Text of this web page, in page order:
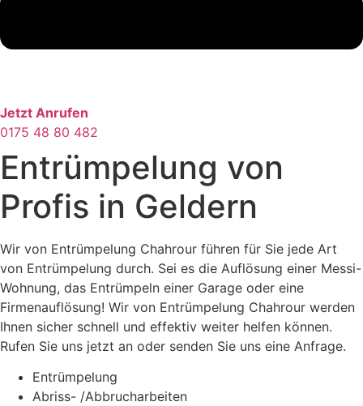
Jetzt Anrufen
0175 48 80 482
Entrümpelung von
Profis in Geldern
Wir von Entrümpelung Chahrour führen für Sie jede Art
von Entrümpelung durch. Sei es die Auflösung einer Messi-
Wohnung, das Entrümpeln einer Garage oder eine
Firmenauflösung! Wir von Entrümpelung Chahrour werden
Ihnen sicher schnell und effektiv weiter helfen können.
Rufen Sie uns jetzt an oder senden Sie uns eine Anfrage.
Entrümpelung
Abriss- /Abbrucharbeiten